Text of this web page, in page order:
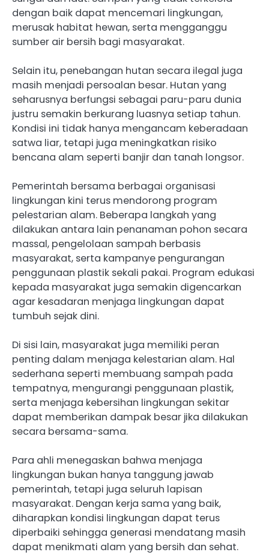
dengan baik dapat mencemari lingkungan,
merusak habitat hewan, serta mengganggu
sumber air bersih bagi masyarakat.
Selain itu, penebangan hutan secara ilegal juga
masih menjadi persoalan besar. Hutan yang
seharusnya berfungsi sebagai paru-paru dunia
justru semakin berkurang luasnya setiap tahun.
Kondisi ini tidak hanya mengancam keberadaan
satwa liar, tetapi juga meningkatkan risiko
bencana alam seperti banjir dan tanah longsor.
Pemerintah bersama berbagai organisasi
lingkungan kini terus mendorong program
pelestarian alam. Beberapa langkah yang
dilakukan antara lain penanaman pohon secara
massal, pengelolaan sampah berbasis
masyarakat, serta kampanye pengurangan
penggunaan plastik sekali pakai. Program edukasi
kepada masyarakat juga semakin digencarkan
agar kesadaran menjaga lingkungan dapat
tumbuh sejak dini.
Di sisi lain, masyarakat juga memiliki peran
penting dalam menjaga kelestarian alam. Hal
sederhana seperti membuang sampah pada
tempatnya, mengurangi penggunaan plastik,
serta menjaga kebersihan lingkungan sekitar
dapat memberikan dampak besar jika dilakukan
secara bersama-sama.
Para ahli menegaskan bahwa menjaga
lingkungan bukan hanya tanggung jawab
pemerintah, tetapi juga seluruh lapisan
masyarakat. Dengan kerja sama yang baik,
diharapkan kondisi lingkungan dapat terus
diperbaiki sehingga generasi mendatang masih
dapat menikmati alam yang bersih dan sehat.